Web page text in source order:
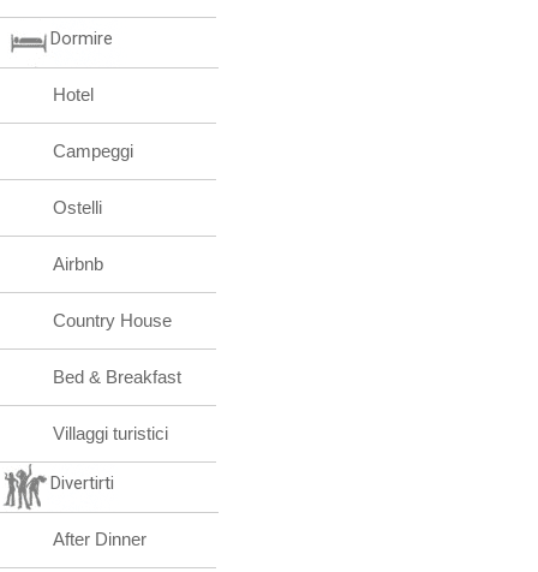
Dormire
Hotel
Campeggi
Ostelli
Airbnb
Country House
Bed & Breakfast
Villaggi turistici
Divertirti
After Dinner